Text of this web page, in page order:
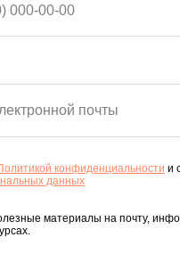
конфиденциальности и
данных
материалы на почту,